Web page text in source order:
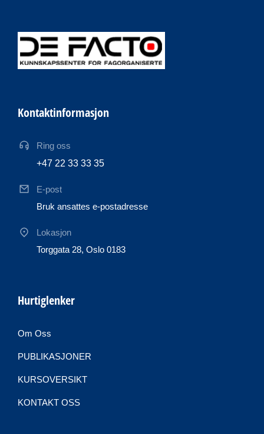
Kontaktinformasjon
Ring oss
+47 22 33 33 35
E-post
Bruk ansattes e-postadresse
Lokasjon
Torggata 28, Oslo 0183
Hurtiglenker
Om Oss
PUBLIKASJONER
KURSOVERSIKT
KONTAKT OSS